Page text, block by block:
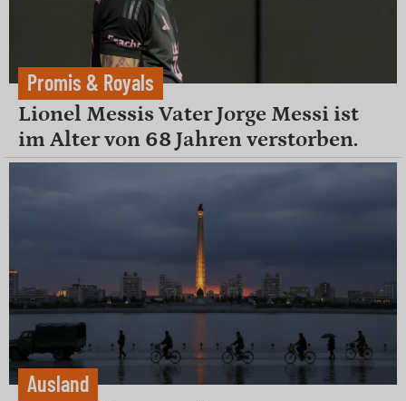
Promis & Royals
Lionel Messis Vater Jorge Messi ist
im Alter von 68 Jahren verstorben.
Ausland